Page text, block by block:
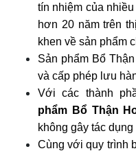
tín nhiệm của
hơn 20 năm trên
khen về sản phẩm
Sản phẩm Bổ
và cấp phép lưu
Với các thành
phẩm Bổ Thận
không gây tác
Cùng với quy trình